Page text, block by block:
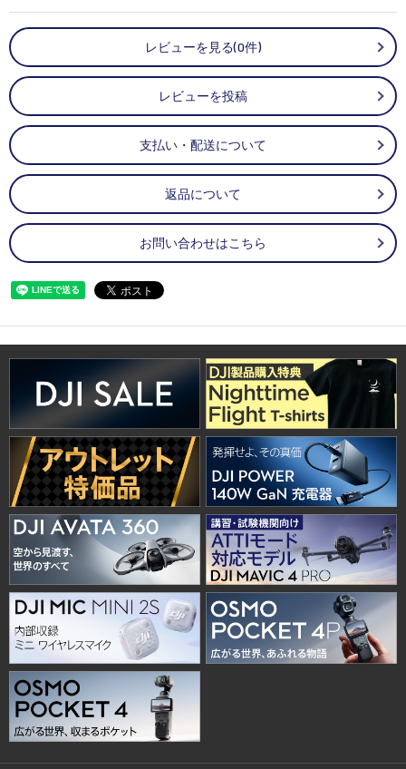
レビューを見る(0件)
レビューを投稿
支払い・配送について
返品について
お問い合わせはこちら